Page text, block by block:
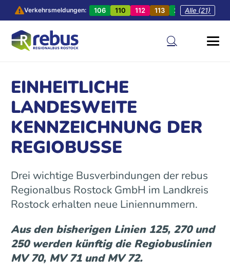
Verkehrsmeldungen: 106 110 112 113 201 202
Alle (21)
EINHEITLICHE
LANDESWEITE
KENNZEICHNUNG DER
REGIOBUSSE
Drei wichtige Busverbindungen der rebus
Regionalbus Rostock GmbH im Landkreis
Rostock erhalten neue Liniennummern.
Aus den bisherigen Linien 125, 270 und
250 werden künftig die Regiobuslinien
MV 70, MV 71 und MV 72.